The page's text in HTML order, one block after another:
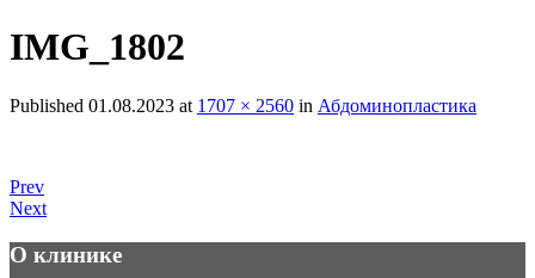
IMG_1802
Published 01.08.2023 at 1707 × 2560 in Абдоминопластика
Prev
Next
О клинике